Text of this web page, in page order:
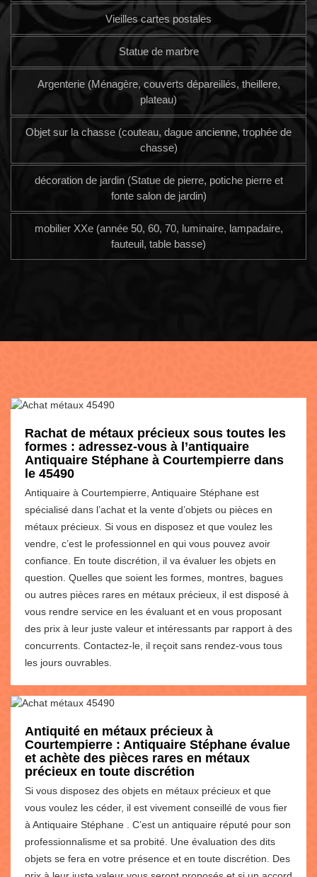
Vieilles cartes postales
Statue de marbre
Argenterie (Ménagère, couverts dépareillés, theillere,
plateau)
Objet sur la chasse (couteau, dague ancienne, trophée de
chasse)
décoration de jardin (Statue de pierre, potiche pierre et
fonte salon de jardin)
mobilier XXe (année 50, 60, 70, luminaire, lampadaire,
fauteuil, table basse)
Rachat de métaux précieux sous toutes les
formes : adressez-vous à l’antiquaire
Antiquaire Stéphane à Courtempierre dans
le 45490
Antiquaire à Courtempierre, Antiquaire Stéphane est
spécialisé dans l’achat et la vente d’objets ou pièces en
métaux précieux. Si vous en disposez et que voulez les
vendre, c’est le professionnel en qui vous pouvez avoir
confiance. En toute discrétion, il va évaluer les objets en
question. Quelles que soient les formes, montres, bagues
ou autres pièces rares en métaux précieux, il est disposé à
vous rendre service en les évaluant et en vous proposant
des prix à leur juste valeur et intéressants par rapport à des
concurrents. Contactez-le, il reçoit sans rendez-vous tous
les jours ouvrables.
Antiquité en métaux précieux à
Courtempierre : Antiquaire Stéphane évalue
et achète des pièces rares en métaux
précieux en toute discrétion
Si vous disposez des objets en métaux précieux et que
vous voulez les céder, il est vivement conseillé de vous fier
à Antiquaire Stéphane . C’est un antiquaire réputé pour son
professionnalisme et sa probité. Une évaluation des dits
objets se fera en votre présence et en toute discrétion. Des